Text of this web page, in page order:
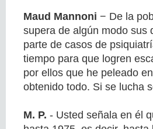
Maud Mannoni − De la
supera de algún modo sus
parte de casos de
tiempo para que logren
por ellos que he peleado
obtenido todo. Si se lucha
M. P. - Usted señala en él